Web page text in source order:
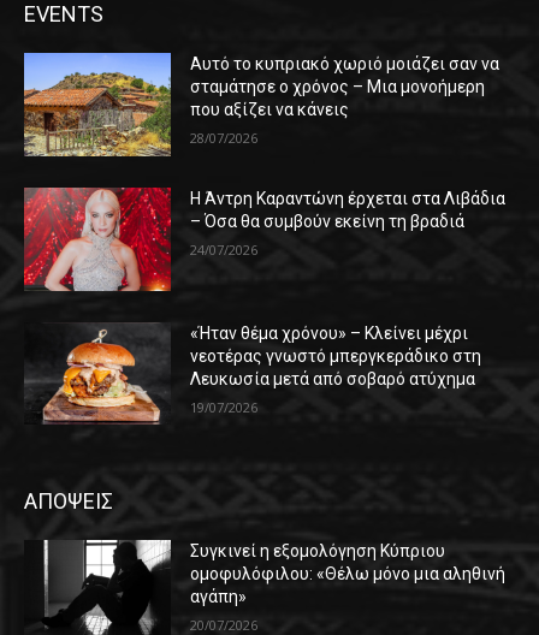
EVENTS
Αυτό το κυπριακό χωριό μοιάζει σαν να
σταμάτησε ο χρόνος – Μια μονοήμερη
που αξίζει να κάνεις
28/07/2026
Η Άντρη Καραντώνη έρχεται στα Λιβάδια
– Όσα θα συμβούν εκείνη τη βραδιά
24/07/2026
«Ήταν θέμα χρόνου» – Κλείνει μέχρι
νεοτέρας γνωστό μπεργκεράδικο στη
Λευκωσία μετά από σοβαρό ατύχημα
19/07/2026
ΑΠΟΨΕΙΣ
Συγκινεί η εξομολόγηση Κύπριου
ομοφυλόφιλου: «Θέλω μόνο μια αληθινή
αγάπη»
20/07/2026